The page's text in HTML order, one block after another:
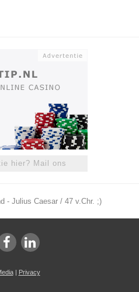
hier? Mail ons
- Julius Caesar / 47 v.Chr. ;)
| Privacy